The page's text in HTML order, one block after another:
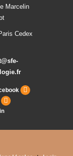
Marcelin
Cedex